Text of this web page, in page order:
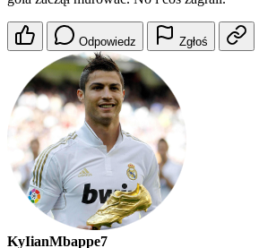
Odpowiedz Zgłoś
KyIianMbappe7